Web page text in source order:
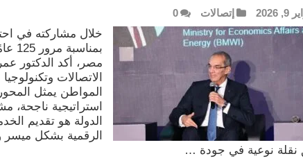
2026 إتصالات 0
خلال مشاركته في
مصر، أكد الدكتور
الاتصالات
المواطن يمثل
استراتيجية
الدولة هو تقديم
الرقمية بشكل
نقلة نوعية في جودة …